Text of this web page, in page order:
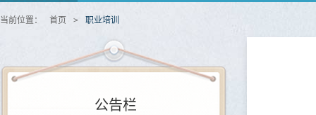
当前位置： 首页 > 职业培训
公告栏